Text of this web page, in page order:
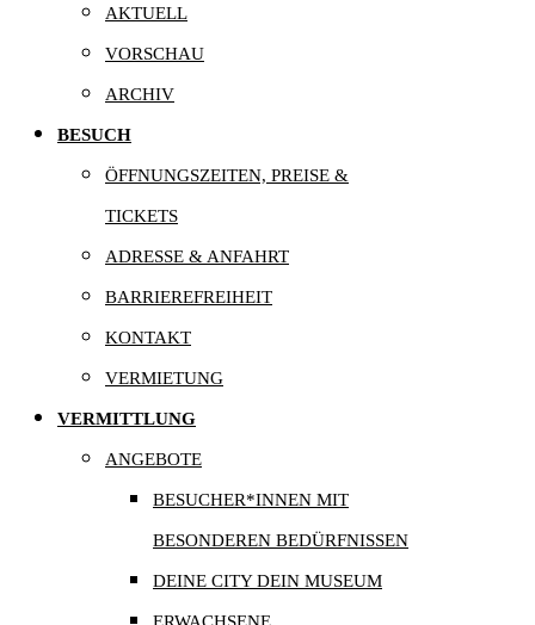
AKTUELL
VORSCHAU
ARCHIV
BESUCH
ÖFFNUNGSZEITEN, PREISE &
TICKETS
ADRESSE & ANFAHRT
BARRIEREFREIHEIT
KONTAKT
VERMIETUNG
VERMITTLUNG
ANGEBOTE
BESUCHER*INNEN MIT
BESONDEREN BEDÜRFNISSEN
DEINE CITY DEIN MUSEUM